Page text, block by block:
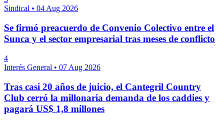
Sindical • 04 Aug 2026
Se firmó preacuerdo de Convenio Colectivo entre el
Sunca y el sector empresarial tras meses de conflicto
4
Interés General • 07 Aug 2026
Tras casi 20 años de juicio, el Cantegril Country
Club cerró la millonaria demanda de los caddies y
pagará US$ 1,8 millones